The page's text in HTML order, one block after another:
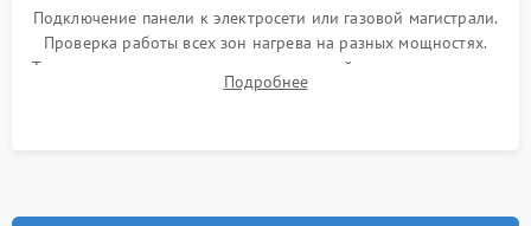
Подключение панели к электросети или газовой магистрали.
Проверка работы всех зон нагрева на разных мощностях.
Тестирование сенсорного управления, таймера, индикаторов
остаточного тепла и систем защиты от перегрева.
Подробнее